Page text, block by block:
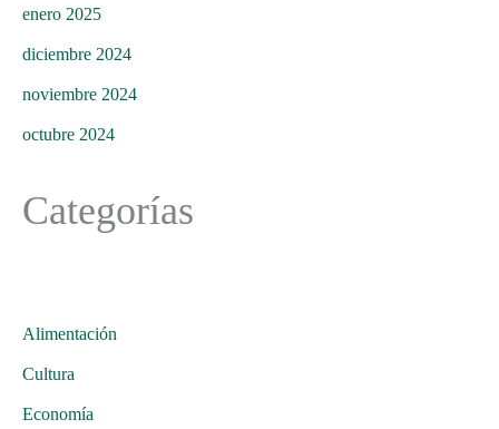
enero 2025
diciembre 2024
noviembre 2024
octubre 2024
Categorías
Alimentación
Cultura
Economía